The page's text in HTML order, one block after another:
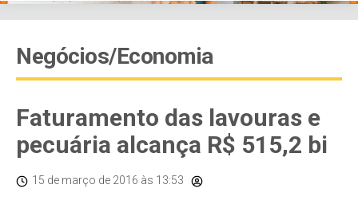
Negócios/Economia
Faturamento das lavouras e
pecuária alcança R$ 515,2 bi
15 de março de 2016 às 13:53